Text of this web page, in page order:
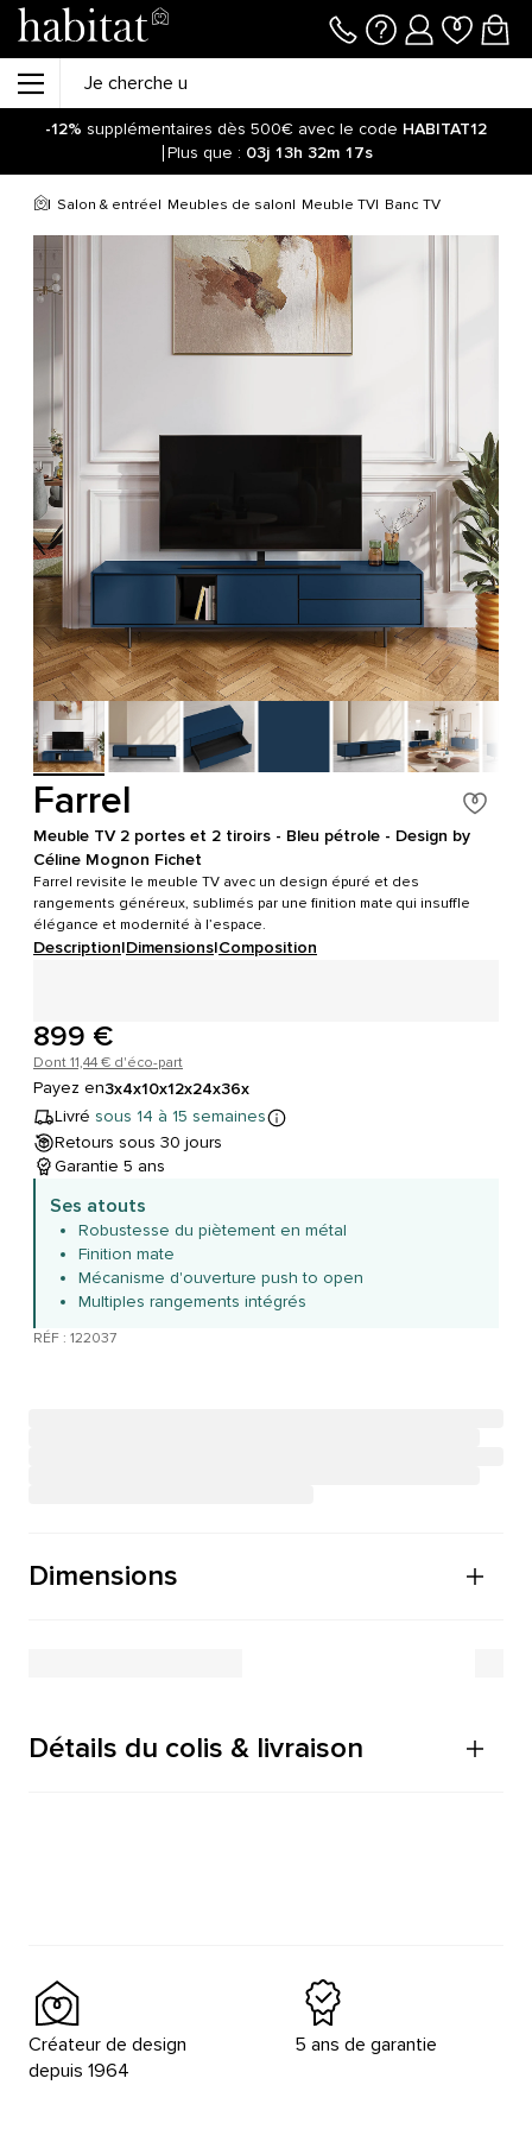
-12% supplémentaires dès 500€ avec le code HABITAT12
Plus que : 03j 13h 32m 17s
Salon & entrée Meubles de salon Meuble TV Banc TV
Farrel
Meuble TV 2 portes et 2 tiroirs - Bleu pétrole - Design by
Céline Mognon Fichet
Farrel revisite le meuble TV avec un design épuré et des
rangements généreux, sublimés par une finition mate qui insuffle
élégance et modernité à l’espace.
Description|Dimensions|Composition
899 €
Dont 11,44 € d'éco-part
Payez en3x4x10x12x24x36x
Livré sous 14 à 15 semaines
Retours sous 30 jours
Garantie 5 ans
Ses atouts
Robustesse du piètement en métal
Finition mate
Mécanisme d'ouverture push to open
Multiples rangements intégrés
RÉF : 122037
Dimensions
Détails du colis & livraison
Créateur de design
depuis 1964
5 ans de garantie